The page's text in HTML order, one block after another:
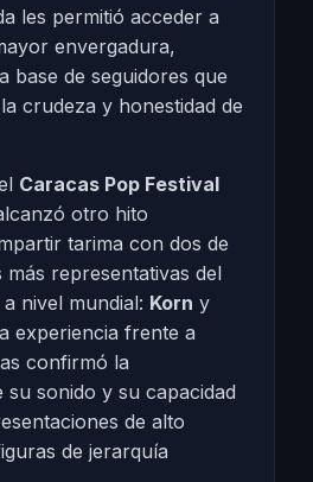
les permitió acceder a
envergadura,
base de seguidores que
crudeza y honestidad de
Caracas Pop Festival
otro hito
tarima con dos de
más representativas del
nivel mundial: Korn y
experiencia frente a
confirmó la
su sonido y su capacidad
de alto
de jerarquía